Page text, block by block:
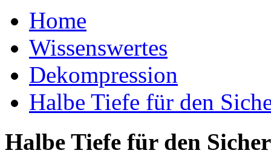
Home
Wissenswertes
Dekompression
Halbe Tiefe für den
Halbe Tiefe für den